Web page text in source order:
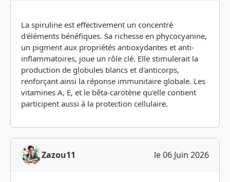
La spiruline est effectivement un concentré
d'éléments bénéfiques. Sa richesse en phycocyanine,
un pigment aux propriétés antioxydantes et anti-
inflammatoires, joue un rôle clé. Elle stimulerait la
production de globules blancs et d'anticorps,
renforçant ainsi la réponse immunitaire globale. Les
vitamines A, E, et le bêta-carotène qu'elle contient
participent aussi à la protection cellulaire.
Zazou11 le 06 Juin 2026